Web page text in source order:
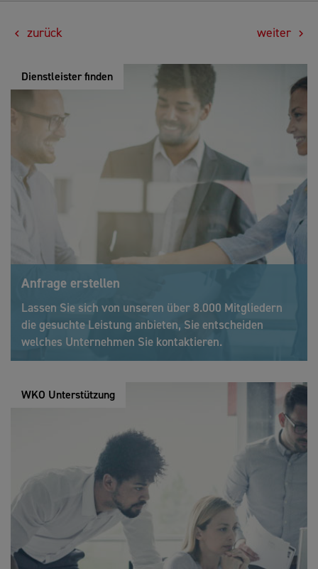
zurück weiter
Dienstleister finden
Anfrage erstellen
Lassen Sie sich von unseren über 8.000 Mitgliedern
die gesuchte Leistung anbieten, Sie entscheiden
welches Unternehmen Sie kontaktieren.
WKO Unterstützung